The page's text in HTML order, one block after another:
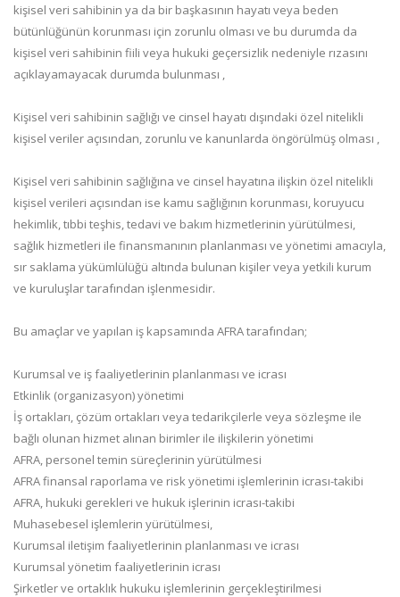
kişisel veri sahibinin ya da bir başkasının hayatı veya beden
bütünlüğünün korunması için zorunlu olması ve bu durumda da
kişisel veri sahibinin fiili veya hukuki geçersizlik nedeniyle rızasını
açıklayamayacak durumda bulunması ,
Kişisel veri sahibinin sağlığı ve cinsel hayatı dışındaki özel nitelikli
kişisel veriler açısından, zorunlu ve kanunlarda öngörülmüş olması ,
Kişisel veri sahibinin sağlığına ve cinsel hayatına ilişkin özel nitelikli
kişisel verileri açısından ise kamu sağlığının korunması, koruyucu
hekimlik, tıbbi teşhis, tedavi ve bakım hizmetlerinin yürütülmesi,
sağlık hizmetleri ile finansmanının planlanması ve yönetimi amacıyla,
sır saklama yükümlülüğü altında bulunan kişiler veya yetkili kurum
ve kuruluşlar tarafından işlenmesidir.
Bu amaçlar ve yapılan iş kapsamında AFRA tarafından;
Kurumsal ve iş faaliyetlerinin planlanması ve icrası
Etkinlik (organizasyon) yönetimi
İş ortakları, çözüm ortakları veya tedarikçilerle veya sözleşme ile
bağlı olunan hizmet alınan birimler ile ilişkilerin yönetimi
AFRA, personel temin süreçlerinin yürütülmesi
AFRA finansal raporlama ve risk yönetimi işlemlerinin icrası-takibi
AFRA, hukuki gerekleri ve hukuk işlerinin icrası-takibi
Muhasebesel işlemlerin yürütülmesi,
Kurumsal iletişim faaliyetlerinin planlanması ve icrası
Kurumsal yönetim faaliyetlerinin icrası
Şirketler ve ortaklık hukuku işlemlerinin gerçekleştirilmesi